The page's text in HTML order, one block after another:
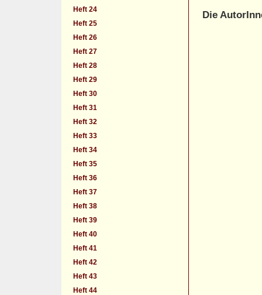
Heft 24
Heft 25
Heft 26
Heft 27
Heft 28
Heft 29
Heft 30
Heft 31
Heft 32
Heft 33
Heft 34
Heft 35
Heft 36
Heft 37
Heft 38
Heft 39
Heft 40
Heft 41
Heft 42
Heft 43
Heft 44
Die